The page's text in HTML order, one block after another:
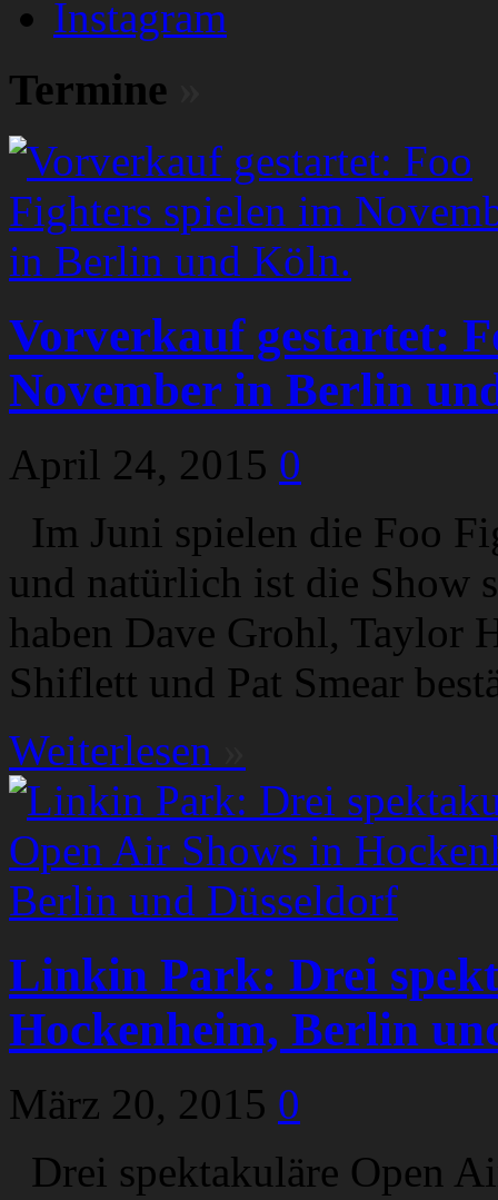
Instagram
Termine
Vorverkauf gestartet:
November in Berlin
April 24, 2015 0
Im Juni spielen die Foo
und natürlich ist die Show
haben Dave Grohl, Taylor
Shiflett und Pat Smear
Weiterlesen
Linkin Park: Drei
Hockenheim, Berlin
März 20, 2015 0
Drei spektakuläre Open